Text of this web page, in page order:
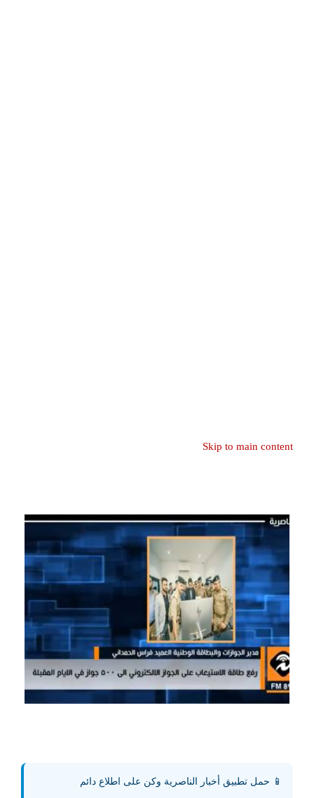
Skip to main content
📱 حمل تطبيق أخبار الناصرية وكن على اطلاع دائم